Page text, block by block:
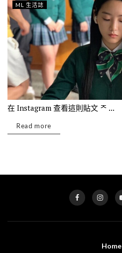
ML 生活誌
在 Instagram 查看這則貼文 ᄌ ...
Read more
Home